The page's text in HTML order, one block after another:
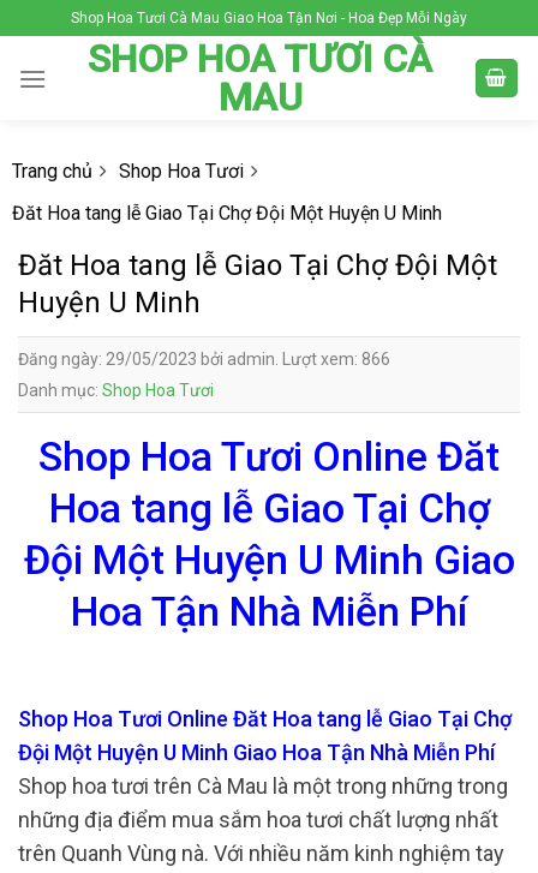
to
content
Shop Hoa Tươi Cà Mau Giao Hoa Tận Nơi - Hoa Đẹp Mỗi Ngày
SHOP HOA TƯƠI CÀ
MAU
Trang chủ
Shop Hoa Tươi
Đăt Hoa tang lễ Giao Tại Chợ Đội Một Huyện U Minh
Đăt Hoa tang lễ Giao Tại Chợ Đội Một
Huyện U Minh
Đăng ngày: 29/05/2023 bởi admin. Lượt xem: 866
Danh mục: Shop Hoa Tươi
Shop Hoa Tươi Online Đăt
Hoa tang lễ Giao Tại Chợ
Đội Một Huyện U Minh Giao
Hoa Tận Nhà Miễn Phí
Shop Hoa Tươi Online Đăt Hoa tang lễ Giao Tại Chợ
Đội Một Huyện U Minh Giao Hoa Tận Nhà Miễn Phí
Shop hoa tươi trên Cà Mau là một trong những trong
những địa điểm mua sắm hoa tươi chất lượng nhất
trên Quanh Vùng nà. Với nhiều năm kinh nghiệm tay